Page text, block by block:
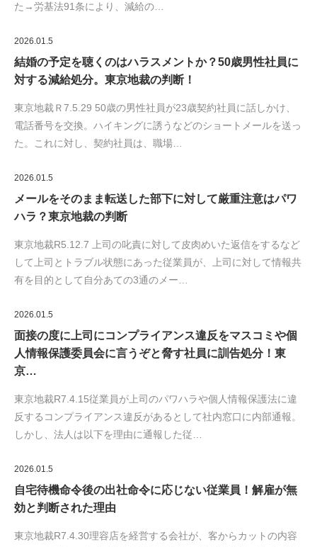
た→労基法91条により、減給の…
2026.01.5
結婚の予定を聴くのはハラスメントか？50歳男性社員に
対する減給処分。東京地裁の判断！
東京地裁Ｒ7.5.29 50歳の男性社員が23歳契約社員に話しかけ、
電話番号を交換。ハイキングに誘うなどのショートメールを送っ
た。これに対し、契約社員は、職場…
2026.01.5
メールをそのまま転送した部下に対して厳重注意はパワ
ハラ？東京地裁の判断
東京地裁R5.12.7 上司の叱責に対して皮肉めいた返信をするなど
して上司とトラブル状態にあった従業員が、上司に対して情報共
有を目的として自分あての3通のメー…
2026.01.5
面接の度に上司にコンプライアンス違反をマスコミや個
人情報保護委員会に言うぞと脅す社員に訓告処分！東
京…
東京地裁R7.4.15従業員が上司のパワハラや個人情報保護法に違
反するコンプライアンス違反があるとして社内窓口に内部通報。
しかし、法人は以下を理由に通報した従…
2026.01.5
自宅待機命令後の出社命令に応じない従業員！解雇が無
効と判断された理由
東京地裁R7.4.30理容店を経営する会社が、客からカットの内容